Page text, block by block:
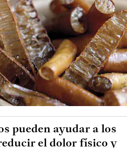
pueden ayudar a los
el dolor físico y